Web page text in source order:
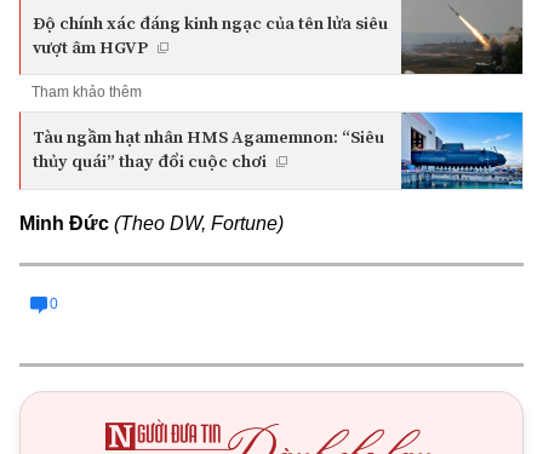
Độ chính xác đáng kinh ngạc của tên lửa siêu
vượt âm HGVP
Tham khảo thêm
Tàu ngầm hạt nhân HMS Agamemnon: “Siêu
thủy quái” thay đổi cuộc chơi
Minh Đức (Theo DW, Fortune)
0